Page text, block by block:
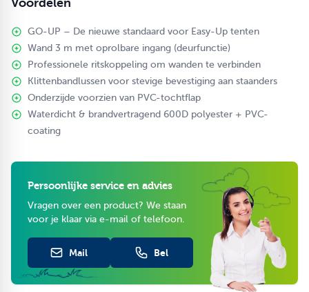
Onderzijde: PVC-tochtflap
Dakbevestiging: 5 cm brede klittenbandstrook
Koppeling: rits aan beide zijkanten
Waterdicht: 100%
Brandvertragend: Ja
Compatibiliteit: GO-UP tenten 3 m breed
Indien u deze wand aankoopt voor andere typen of merken
deze niet meer terugnemen.
GO-UP – De nieuwe standaard voor Easy-Up tenten
Wand 3 m met oprolbare ingang (deurfunctie)
Professionele ritskoppeling om wanden te verbinden
Klittenbandlussen voor stevige bevestiging aan staanders
Onderzijde voorzien van PVC-tochtflap
Waterdicht & brandvertragend 600D polyester + PVC-
coating
Persoonlijke service en advies
Vragen over een product? We staan
voor je klaar via e-mail of telefoon.
Mail Bel